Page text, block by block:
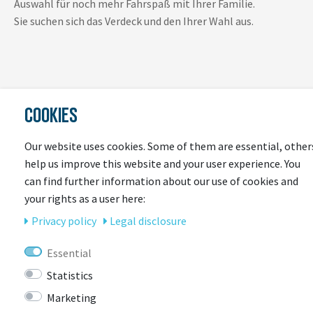
Auswahl für noch mehr Fahrspaß mit Ihrer Familie.
Sie suchen sich das Verdeck und den Ihrer Wahl aus.
LAST
SEEN
COOKIES
Our website uses cookies. Some of them are essential,
help us improve this website and your user experience. You
can find further information about our use of cookies and
your rights as a user here:
Privacy policy
Legal disclosure
Essential
Statistics
Marketing